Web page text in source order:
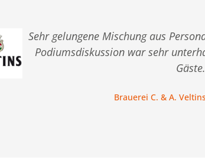
Sehr gelungene Mischung aus
Podiumsdiskussion war sehr
Gäste.
Brauerei C. & A.